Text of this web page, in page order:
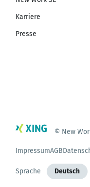
Karriere
Presse
© New
ImpressumAGB
Sprache Deutsch